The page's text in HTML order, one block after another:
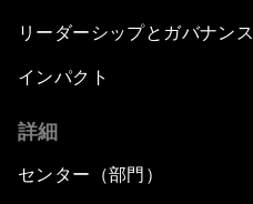
リーダーシップとガバナンス
インパクト
詳細
センター（部門）